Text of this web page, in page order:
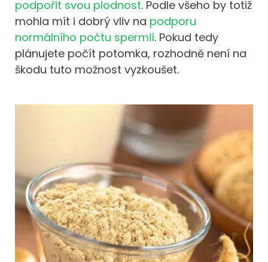
podpořit svou plodnost. Podle všeho by totiž
mohla mít i dobrý vliv na podporu
normálního počtu spermií. Pokud tedy
plánujete počít potomka, rozhodně není na
škodu tuto možnost vyzkoušet.